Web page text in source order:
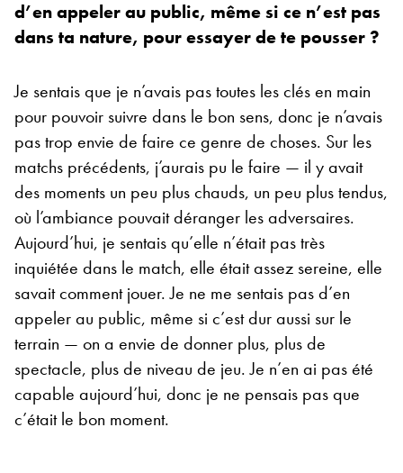
d’en appeler au public, même si ce n’est pas
dans ta nature, pour essayer de te pousser ?
Je sentais que je n’avais pas toutes les clés en main
pour pouvoir suivre dans le bon sens, donc je n’avais
pas trop envie de faire ce genre de choses. Sur les
matchs précédents, j’aurais pu le faire — il y avait
des moments un peu plus chauds, un peu plus tendus,
où l’ambiance pouvait déranger les adversaires.
Aujourd’hui, je sentais qu’elle n’était pas très
inquiétée dans le match, elle était assez sereine, elle
savait comment jouer. Je ne me sentais pas d’en
appeler au public, même si c’est dur aussi sur le
terrain — on a envie de donner plus, plus de
spectacle, plus de niveau de jeu. Je n’en ai pas été
capable aujourd’hui, donc je ne pensais pas que
c’était le bon moment.